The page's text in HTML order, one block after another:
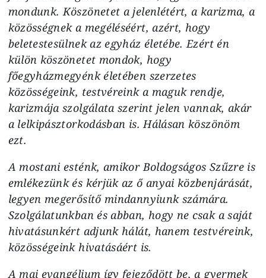
mondunk. Köszönetet a jelenlétért, a karizma, a
közösségnek a megéléséért, azért, hogy
beletestesülnek az egyház életébe. Ezért én
külön köszönetet mondok, hogy
főegyházmegyénk életében szerzetes
közösségeink, testvéreink a maguk rendje,
karizmája szolgálata szerint jelen vannak, akár
a lelkipásztorkodásban is. Hálásan köszönöm
ezt.
A mostani esténk, amikor Boldogságos Szűzre is
emlékezünk és kérjük az ő anyai közbenjárását,
legyen megerősítő mindannyiunk számára.
Szolgálatunkban és abban, hogy ne csak a saját
hivatásunkért adjunk hálát, hanem testvéreink,
közösségeink hivatásáért is.
A mai evangélium így fejeződött be, a gyermek